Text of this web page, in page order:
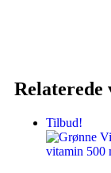
Relaterede
Tilbud!